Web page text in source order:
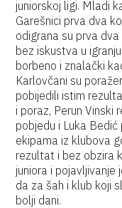
juniorskoj ligi. Mladi
Garešnici prva dva
odigrana su prva
bez iskustva u
borbeno i znalački
Karlovčani su
pobijedili istim
i poraz, Perun Vinski
pobjedu i Luka
ekipama iz klubova
rezultat i bez obzira
juniora i pojavljivanje
da za šah i klub koji
bolji dani.